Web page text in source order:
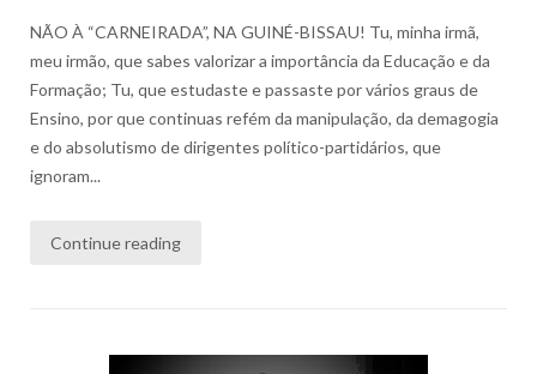
NÃO À “CARNEIRADA”, NA GUINÉ-BISSAU! Tu, minha irmã,
meu irmão, que sabes valorizar a importância da Educação e da
Formação; Tu, que estudaste e passaste por vários graus de
Ensino, por que continuas refém da manipulação, da demagogia
e do absolutismo de dirigentes político-partidários, que
ignoram...
Continue reading